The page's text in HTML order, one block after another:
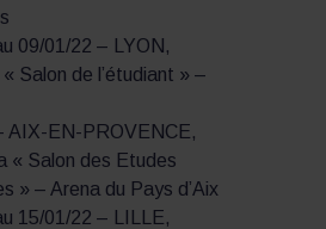
09/01/22 – LYON,
« Salon de l’étudiant » –
AIX-EN-PROVENCE,
« Salon des Etudes
» – Arena du Pays d’Aix
15/01/22 – LILLE,